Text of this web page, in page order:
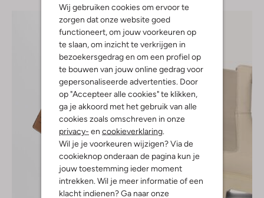
Wij gebruiken cookies om ervoor te
zorgen dat onze website goed
functioneert, om jouw voorkeuren op
te slaan, om inzicht te verkrijgen in
bezoekersgedrag en om een profiel op
te bouwen van jouw online gedrag voor
gepersonaliseerde advertenties. Door
op "Accepteer alle cookies" te klikken,
ga je akkoord met het gebruik van alle
cookies zoals omschreven in onze
privacy- en cookieverklaring
Wil je je voorkeuren wijzigen? Via de
cookieknop onderaan de pagina kun je
jouw toestemming ieder moment
intrekken. Wil je meer informatie of een
klacht indienen? Ga naar onze